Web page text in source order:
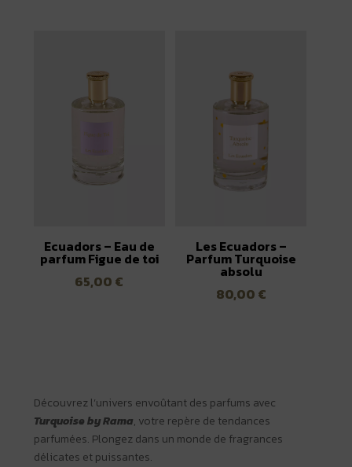
Ecuadors – Eau de
parfum Figue de toi
65,00 €
Les Ecuadors –
Parfum Turquoise
absolu
80,00 €
Découvrez l’univers envoûtant des parfums avec
Turquoise by Rama, votre repère de tendances
parfumées. Plongez dans un monde de fragrances
délicates et puissantes.